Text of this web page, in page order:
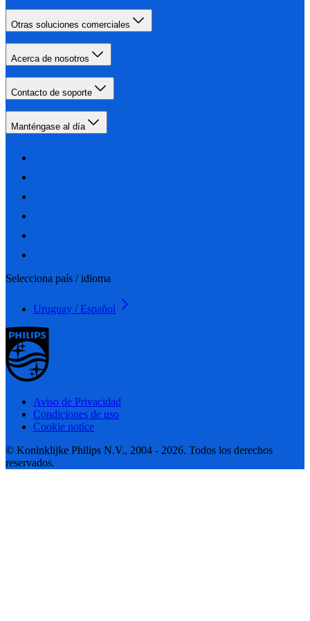
Otras soluciones comerciales
Acerca de nosotros
Contacto de soporte
Manténgase al día
Selecciona país / idioma
Uruguay / Español
Aviso de Privacidad
Condiciones de uso
Cookie notice
© Koninklijke Philips N.V., 2004 - 2026. Todos los derechos
reservados.